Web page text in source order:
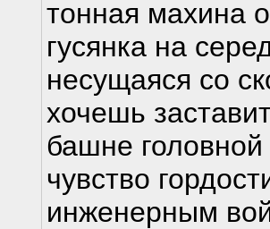
тонная махина
гусянка на
несущаяся со
хочешь
башне
чувство
инженерным